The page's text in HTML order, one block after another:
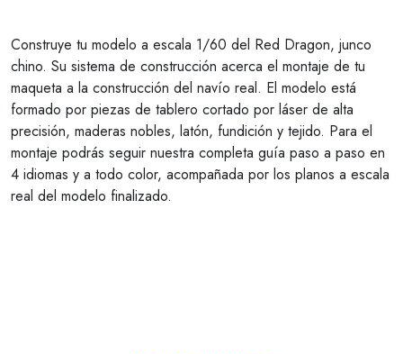
Construye tu modelo a escala 1/60 del Red Dragon, junco
chino. Su sistema de construcción acerca el montaje de tu
maqueta a la construcción del navío real. El modelo está
formado por piezas de tablero cortado por láser de alta
precisión, maderas nobles, latón, fundición y tejido. Para el
montaje podrás seguir nuestra completa guía paso a paso en
4 idiomas y a todo color, acompañada por los planos a escala
real del modelo finalizado.